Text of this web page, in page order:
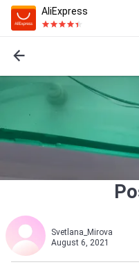
AliExpress
Svetlana_Mirova
August 6, 2021